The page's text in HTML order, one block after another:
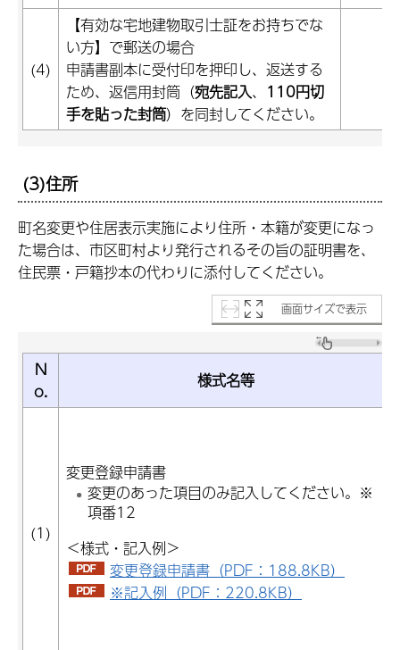
(4)
【有効な宅地建物取引士証をお持ちでな
い方】で郵送の場合
申請書副本に受付印を押印し、返送する
ため、返信用封筒（宛先記入、 110円切
手を貼った封筒）を同封してください。
(3)住所
町名変更や住居表示実施により住所・本籍が変更になっ
た場合は、市区町村より発行されるその旨の証明書を、
住民票・戸籍抄本の代わりに添付してください。
画面サイズで表示
N
o.
様式名等
(1)
変更登録申請書
変更のあった項目のみ記入してください。※
項番12
＜様式・記入例＞
変更登録申請書（PDF：188.8KB）
※記入例（PDF：220.8KB）